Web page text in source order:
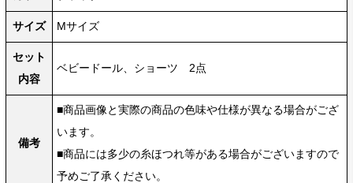
サイズ Mサイズ
セット
内容
ベビードール、ショーツ 2点
備考
■商品画像と実際の商品の色味や仕様が異なる場合がござ
います。
■商品には多少の糸ほつれ等がある場合がございますので
予めご了承ください。